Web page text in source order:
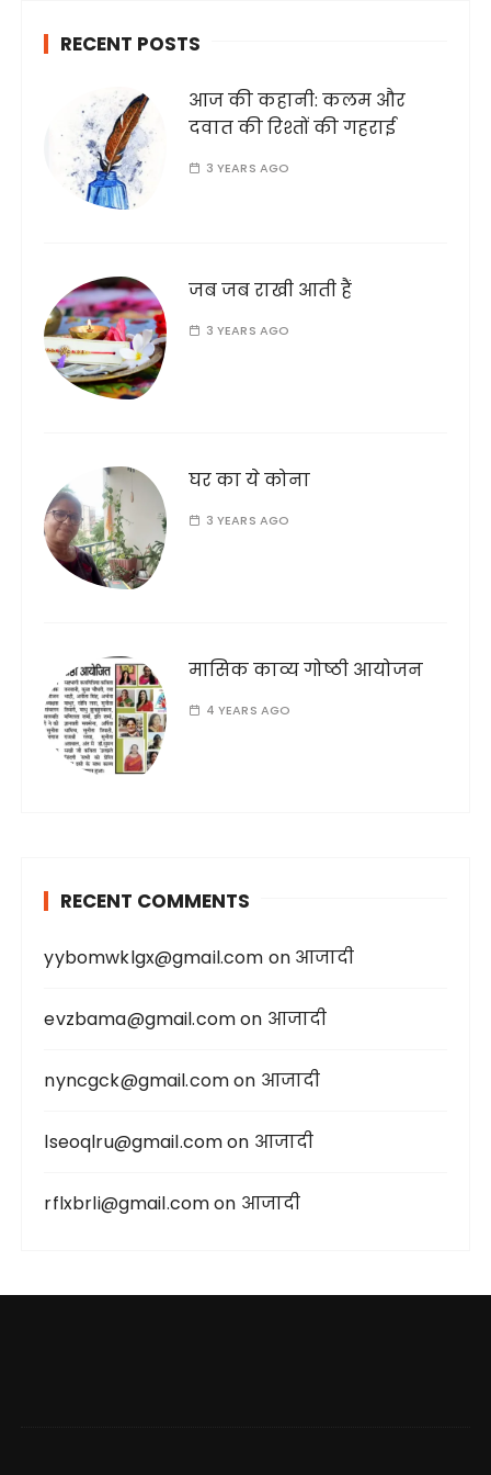
RECENT POSTS
आज की कहानी: कलम और
दवात की रिश्तों की गहराई
3 YEARS AGO
जब जब राखी आती हैं
3 YEARS AGO
घर का ये कोना
3 YEARS AGO
मासिक काव्य गोष्ठी आयोजन
4 YEARS AGO
RECENT COMMENTS
yybomwklgx@gmail.com on आजादी
evzbama@gmail.comon आजादी
nyncgck@gmail.comon आजादी
lseoqlru@gmail.comon आजादी
rflxbrli@gmail.comon आजादी